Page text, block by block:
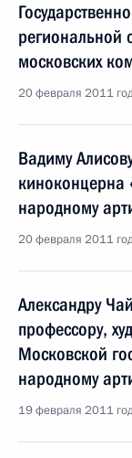
региональной
московских
20 февраля 2011
Вадиму
киноконцерна
народному
20 февраля 2011
Александру
профессору,
Московской
народному
19 февраля 2011